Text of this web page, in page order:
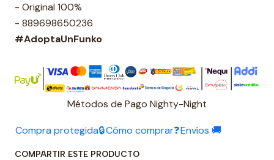
- Original 100%
- 889698650236
#AdoptaUnFunko
Métodos de Pago Nighty-Night
Compra protegida🔒Cómo comprar❓Envíos 🚚
COMPARTIR ESTE PRODUCTO